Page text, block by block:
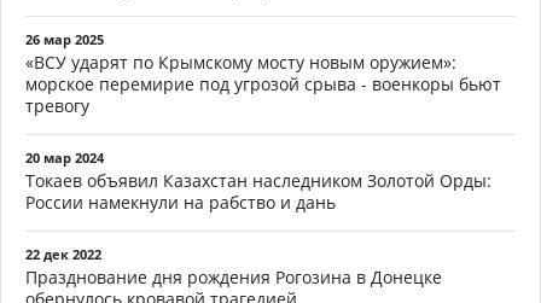
26 мар 2025
«ВСУ ударят по Крымскому мосту новым оружием»:
морское перемирие под угрозой срыва - военкоры бьют
тревогу
20 мар 2024
Токаев объявил Казахстан наследником Золотой Орды:
России намекнули на рабство и дань
22 дек 2022
Празднование дня рождения Рогозина в Донецке